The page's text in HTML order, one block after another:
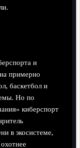
и
примерно
баскетбол и
Но по
киберспорт
в экосистеме,